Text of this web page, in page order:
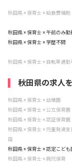
秋田県 × 保育士 × 給食費補助
秋田県 × 保育士 × 午前のみ勤
秋田県 × 保育士 × 学歴不問
秋田県 × 保育士 × 自転車通勤
秋田県の求人
秋田県 × 保育士 × 幼稚園
秋田県 × 保育士 × 公立保育園
秋田県 × 保育士 × 認証保育園
秋田県 × 保育士 × 児童発達支
設
秋田県 × 保育士 × 認定こども
秋田県 × 保育士 × 病児保育